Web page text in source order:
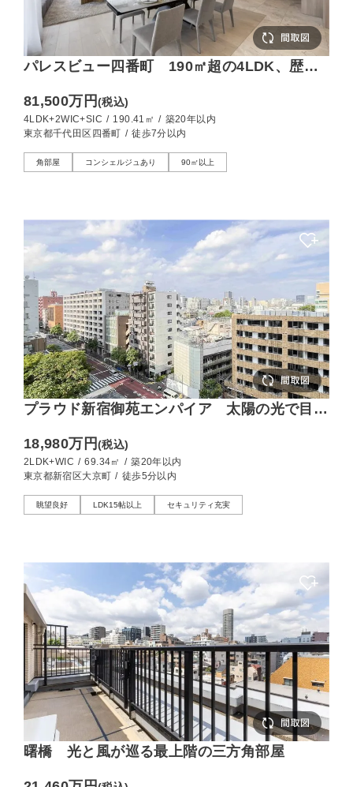
パレスビュー四番町 190㎡超の4LDK、歴史
81,500万円(税込)
4LDK+2WIC+SIC / 190.41㎡ / 築20年以内
東京都千代田区四番町 / 徒歩7分以内
角部屋 コンシェルジュあり 90㎡以上
プラウド新宿御苑エンパイア 太陽の光で目覚
18,980万円(税込)
2LDK+WIC / 69.34㎡ / 築20年以内
東京都新宿区大京町 / 徒歩5分以内
眺望良好 LDK15帖以上 セキュリティ充実
曙橋 光と風が巡る最上階の三方角部屋